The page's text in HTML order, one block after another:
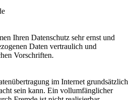
Ihren Datenschutz sehr ernst und
Daten vertraulich und
Vorschriften.
im Internet grundsätzlich
sein kann. Ein vollumfänglicher